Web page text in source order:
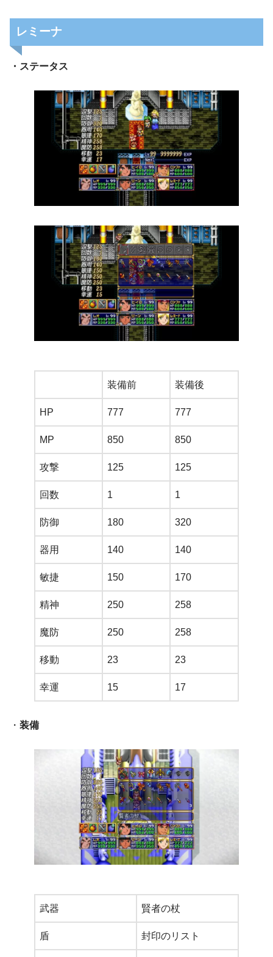
レミーナ
・ステータス
装備前 装備後
HP 777 777
MP 850 850
攻撃 125 125
回数 1 1
防御 180 320
器用 140 140
敏捷 150 170
精神 250 258
魔防 250 258
移動 23 23
幸運 15 17
・ 装備
武器 賢者の杖
盾 封印のリスト